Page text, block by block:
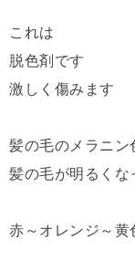
これは
脱色剤です
激しく傷みます
髪の毛のメラニン
髪の毛が明るくな
赤～オレンジ～黄